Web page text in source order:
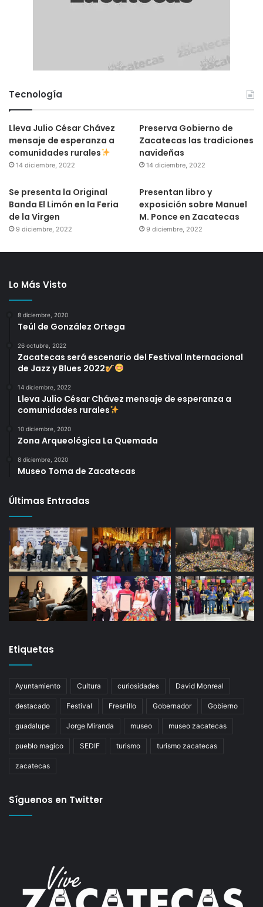
Tecnología
Lleva Julio César Chávez
mensaje de esperanza a
comunidades rurales
14 diciembre, 2022
Preserva Gobierno de
Zacatecas las tradiciones
navideñas
14 diciembre, 2022
Se presenta la Original
Banda El Limón en la Feria
de la Virgen
9 diciembre, 2022
Presentan libro y
exposición sobre Manuel
M. Ponce en Zacatecas
9 diciembre, 2022
Lo Más Visto
8 diciembre, 2020
Teúl de González Ortega
26 octubre, 2022
Zacatecas será escenario del Festival Internacional
de Jazz y Blues 2022
14 diciembre, 2022
Lleva Julio César Chávez mensaje de esperanza a
comunidades rurales
10 diciembre, 2020
Zona Arqueológica La Quemada
8 diciembre, 2020
Museo Toma de Zacatecas
Últimas Entradas
Etiquetas
Ayuntamiento Cultura curiosidades David Monreal
destacado Festival Fresnillo Gobernador Gobierno
guadalupe Jorge Miranda museo museo zacatecas
pueblo magico SEDIF turismo turismo zacatecas
zacatecas
Síguenos en Twitter